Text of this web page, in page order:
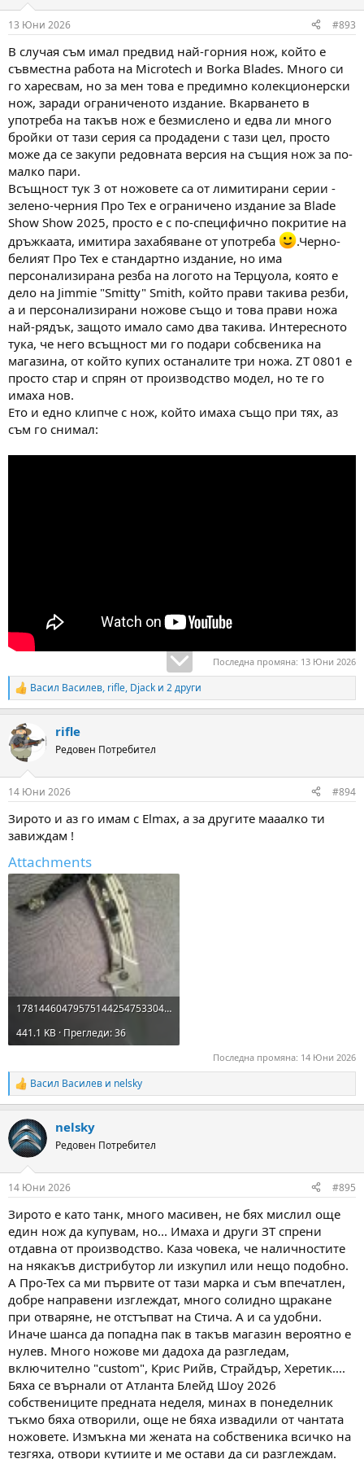
13 Юни 2026 #893
В случая съм имал предвид най-горния нож, който е
съвместна работа на Microtech и Borka Blades. Много си
го харесвам, но за мен това е предимно колекционерски
нож, заради ограниченото издание. Вкарването в
употреба на такъв нож е безмислено и едва ли много
бройки от тази серия са продадени с тази цел, просто
може да се закупи редовната версия на същия нож за по-
малко пари.
Всъщност тук 3 от ножовете са от лимитирани серии -
зелено-черния Про Тех е ограничено издание за Blade
Show Show 2025, просто е с по-специфично покритие на
дръжкаата, имитира захабяване от употреба
.Черно-
белият Про Тех е стандартно издание, но има
персонализирана резба на логото на Терцуола, която е
дело на Jimmie "Smitty" Smith, който прави такива резби,
а и персонализирани ножове също и това прави ножа
най-рядък, защото имало само два такива. Интересното
тука, че него всъщност ми го подари собсвеника на
магазина, от който купих останалите три ножа. ZT 0801 е
просто стар и спрян от производство модел, но те го
имаха нов.
Ето и едно клипче с нож, който имаха също при тях, аз
съм го снимал:
Последна промяна: 13 Юни 2026
R
e
c
t
i
s
Васил Василев, rifle, Djack и 2 други
rifle
Редовен Потребител
14 Юни 2026 #894
Зирото и аз го имам с Elmax, a за другите мааалко ти
завиждам !
Attachments
17814460479575144254753304136567.jpg
441.1 KB · Прегледи: 36
Последна промяна: 14 Юни 2026
R
e
c
t
i
s
Васил Василев и nelsky
nelsky
Редовен Потребител
14 Юни 2026 #895
Зирото е като танк, много масивен, не бях мислил още
един нож да купувам, но... Имаха и други ЗТ спрени
отдавна от производство. Каза човека, че наличностите
на някакъв дистрибутор ли изкупил или нещо подобно.
А Про-Тех са ми първите от тази марка и съм впечатлен,
добре направени изглеждат, много солидно щракане
при отваряне, не отстъпват на Стича. А и са удобни.
Иначе шанса да попадна пак в такъв магазин вероятно е
нулев. Много ножове ми дадоха да разгледам,
включително "custom", Крис Рийв, Страйдър, Херетик....
Бяха се върнали от Атланта Блейд Шоу 2026
собствениците предната неделя, минах в понеделник
тъкмо бяха отворили, още не бяха извадили от чантата
ножовете. Измъкна ми жената на собственика всичко на
тезгяха, отвори кутиите и ме остави да си разглеждам.